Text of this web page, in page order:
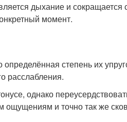
дыхание и
момент.
степень их
расслабления.
однако
ощущениям и точно так же